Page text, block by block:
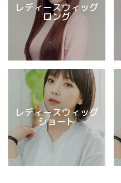
レディースウィッグ
ロング
レディースウィッグ
ショート